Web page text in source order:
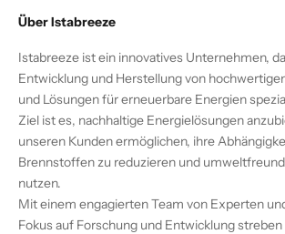
Über Istabreeze
Istabreeze ist ein innovatives Unternehmen,
Entwicklung und Herstellung von
und Lösungen für erneuerbare Energien
Ziel ist es, nachhaltige Energielösungen
unseren Kunden ermöglichen, ihre
Brennstoffen zu reduzieren und
nutzen.
Mit einem engagierten Team von Experten
Fokus auf Forschung und Entwicklung streben